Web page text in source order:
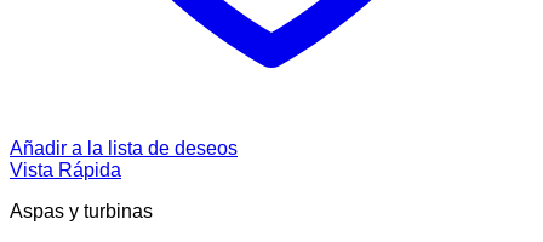
Añadir a la lista de deseos
Vista Rápida
Aspas y turbinas